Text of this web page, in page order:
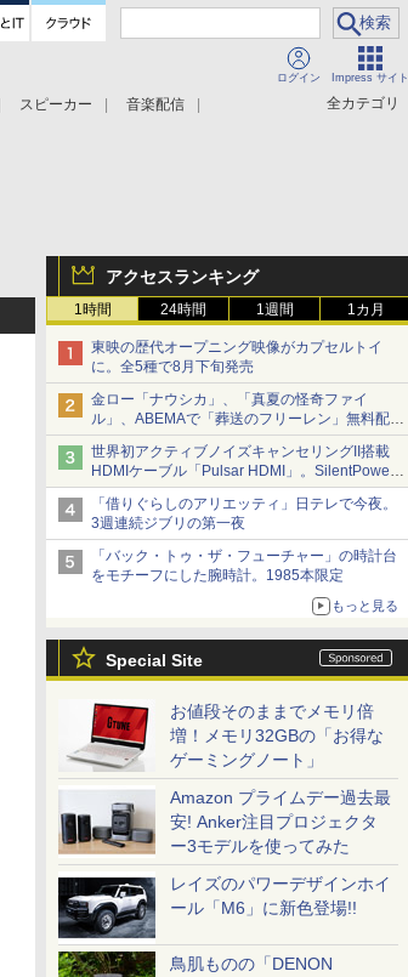
ログイン Impress サイト
全カテゴリ
スピーカー
音楽配信
アクセスランキング
1時間 24時間 1週間 1カ月
東映の歴代オープニング映像がカプセルトイ
に。全5種で8月下旬発売
金ロー「ナウシカ」、「真夏の怪奇ファイ
ル」、ABEMAで「葬送のフリーレン」無料配信
など。夏の特番・配信情報
世界初アクティブノイズキャンセリングII搭載
HDMIケーブル「Pulsar HDMI」。SilentPower
から
「借りぐらしのアリエッティ」日テレで今夜。
3週連続ジブリの第一夜
「バック・トゥ・ザ・フューチャー」の時計台
をモチーフにした腕時計。1985本限定
もっと見る
Special Site
お値段そのままでメモリ倍
増！メモリ32GBの「お得な
ゲーミングノート」
Amazon プライムデー過去最
安! Anker注目プロジェクタ
ー3モデルを使ってみた
レイズのパワーデザインホイ
ール「M6」に新色登場!!
鳥肌ものの「DENON